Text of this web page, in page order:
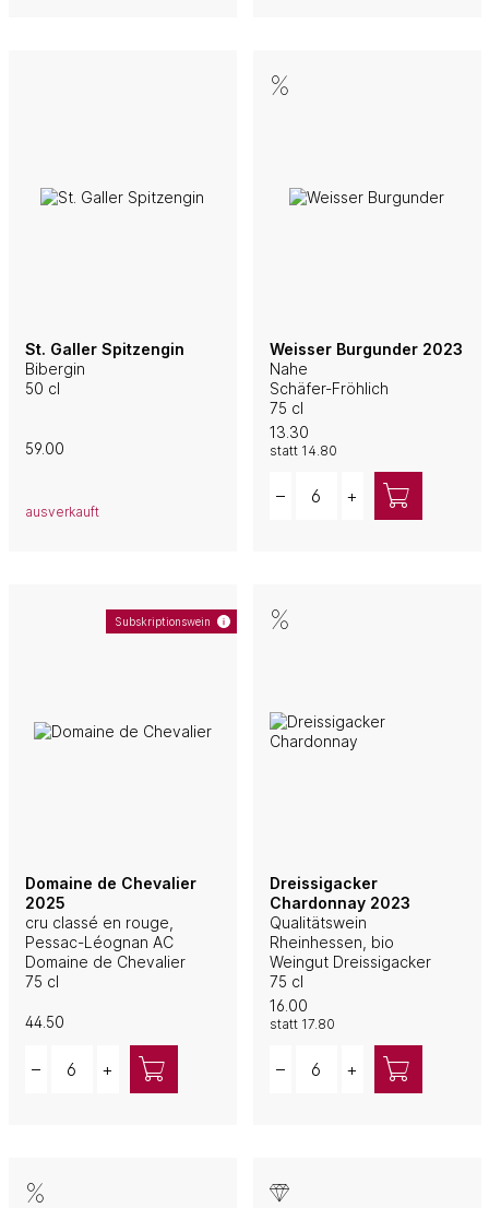
St. Galler Spitzengin
Bibergin
50 cl
59.00
ausverkauft
Weisser Burgunder 2023
Nahe
Schäfer-Fröhlich
75 cl
13.30
statt 14.80
– +
Subskriptionswein
Domaine de Chevalier
2025
cru classé en rouge,
Pessac-Léognan AC
Domaine de Chevalier
75 cl
44.50
– +
Dreissigacker
Chardonnay 2023
Qualitätswein
Rheinhessen, bio
Weingut Dreissigacker
75 cl
16.00
statt 17.80
– +